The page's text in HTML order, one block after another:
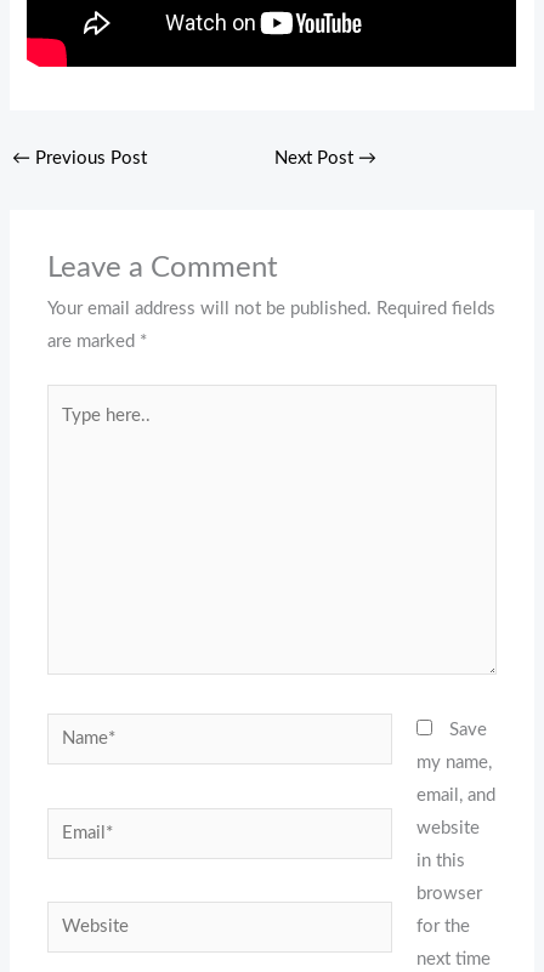
← Previous Post Next Post →
Leave a Comment
Your email address will not be published. Required fields
are marked *
Name*
Email*
Website
Save
my name,
email, and
website
in this
browser
for the
next time